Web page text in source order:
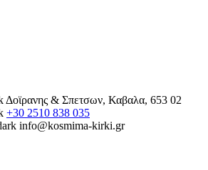
Δοϊρανης & Σπετσων, Καβαλα, 653 02
+30 2510 838 035
info@kosmima-kirki.gr